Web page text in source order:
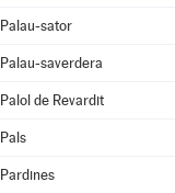
Palau-sator
Palau-saverdera
Palol de Revardit
Pals
Pardines